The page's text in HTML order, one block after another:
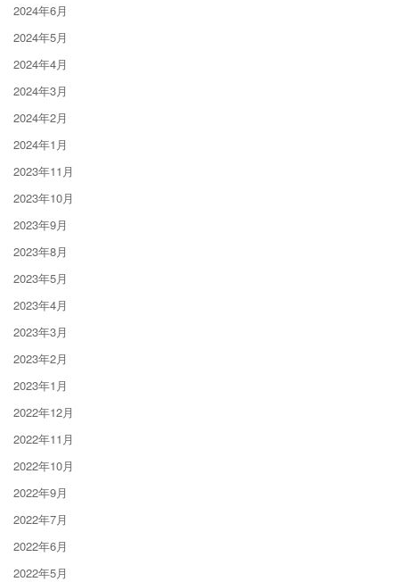
2024年6月
2024年5月
2024年4月
2024年3月
2024年2月
2024年1月
2023年11月
2023年10月
2023年9月
2023年8月
2023年5月
2023年4月
2023年3月
2023年2月
2023年1月
2022年12月
2022年11月
2022年10月
2022年9月
2022年7月
2022年6月
2022年5月